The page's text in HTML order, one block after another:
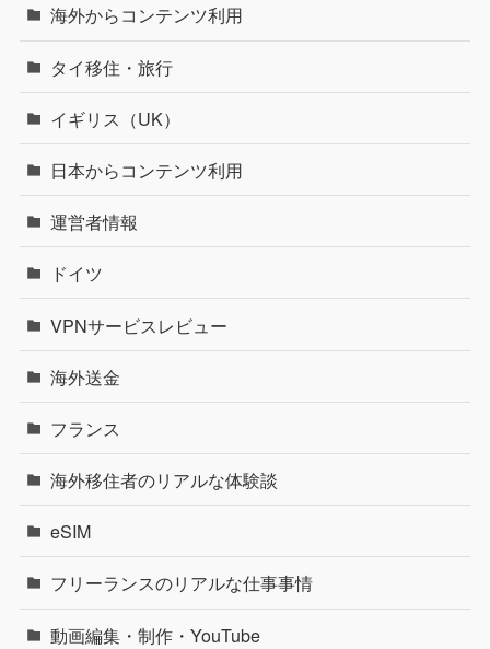
海外からコンテンツ利用
タイ移住・旅行
イギリス（UK）
日本からコンテンツ利用
運営者情報
ドイツ
VPNサービスレビュー
海外送金
フランス
海外移住者のリアルな体験談
eSIM
フリーランスのリアルな仕事事情
動画編集・制作・YouTube